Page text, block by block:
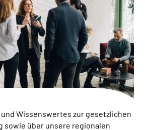
(DGS)
Wissenswertes zur gesetzlichen
sowie über unsere regionalen